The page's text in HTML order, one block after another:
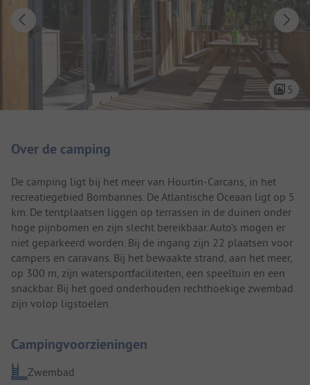
5
Over de camping
De camping ligt bij het meer van Hourtin-Carcans, in het
recreatiegebied Bombannes. De Atlantische Oceaan ligt op 5
km. De tentplaatsen liggen op terrassen in de duinen onder
hoge pijnbomen en zijn slecht bereikbaar. Auto’s mogen er
niet geparkeerd worden. Bij de ingang zijn 22 plaatsen voor
campers en caravans. Bij het bewaakte strand, aan het meer,
op 300 m, zijn watersportfaciliteiten, een speeltuin en een
snackbar. Bij het goed onderhouden rechthoekige zwembad
zijn volop ligstoelen.
Campingvoorzieningen
Zwembad